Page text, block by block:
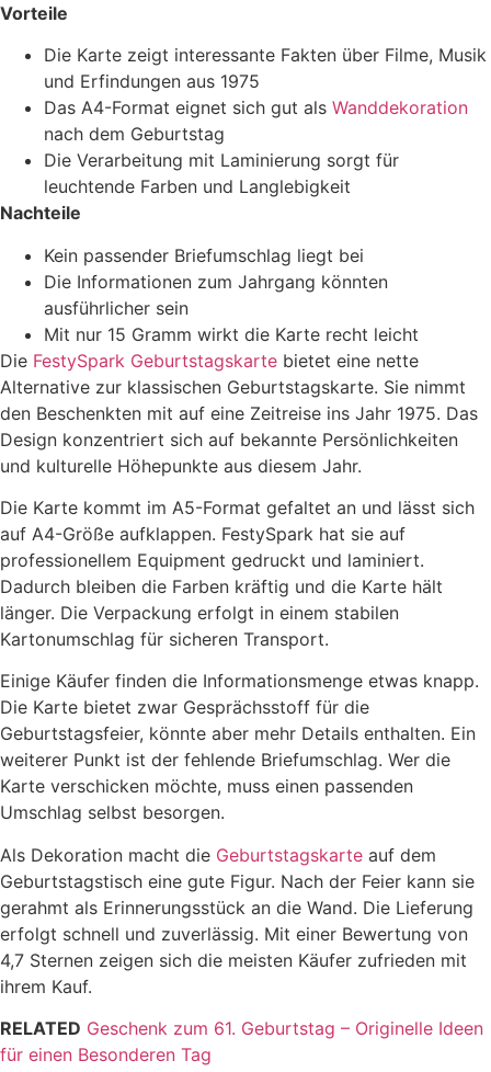
Vorteile
Die Karte zeigt interessante Fakten über Filme, Musik
und Erfindungen aus 1975
Das A4-Format eignet sich gut als Wanddekoration
nach dem Geburtstag
Die Verarbeitung mit Laminierung sorgt für
leuchtende Farben und Langlebigkeit
Nachteile
Kein passender Briefumschlag liegt bei
Die Informationen zum Jahrgang könnten
ausführlicher sein
Mit nur 15 Gramm wirkt die Karte recht leicht
Die FestySpark Geburtstagskarte bietet eine nette
Alternative zur klassischen Geburtstagskarte. Sie nimmt
den Beschenkten mit auf eine Zeitreise ins Jahr 1975. Das
Design konzentriert sich auf bekannte Persönlichkeiten
und kulturelle Höhepunkte aus diesem Jahr.
Die Karte kommt im A5-Format gefaltet an und lässt sich
auf A4-Größe aufklappen. FestySpark hat sie auf
professionellem Equipment gedruckt und laminiert.
Dadurch bleiben die Farben kräftig und die Karte hält
länger. Die Verpackung erfolgt in einem stabilen
Kartonumschlag für sicheren Transport.
Einige Käufer finden die Informationsmenge etwas knapp.
Die Karte bietet zwar Gesprächsstoff für die
Geburtstagsfeier, könnte aber mehr Details enthalten. Ein
weiterer Punkt ist der fehlende Briefumschlag. Wer die
Karte verschicken möchte, muss einen passenden
Umschlag selbst besorgen.
Als Dekoration macht die Geburtstagskarte auf dem
Geburtstagstisch eine gute Figur. Nach der Feier kann sie
gerahmt als Erinnerungsstück an die Wand. Die Lieferung
erfolgt schnell und zuverlässig. Mit einer Bewertung von
4,7 Sternen zeigen sich die meisten Käufer zufrieden mit
ihrem Kauf.
RELATED Geschenk zum 61. Geburtstag – Originelle Ideen
für einen Besonderen Tag